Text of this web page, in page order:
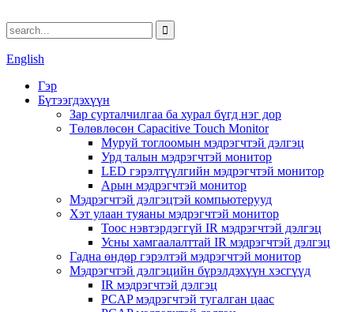
English
Гэр
Бүтээгдэхүүн
Зар сурталчилгаа ба хурал бүгд нэг дор
Төлөвлөсөн Capacitive Touch Monitor
Муруй тоглоомын мэдрэгчтэй дэлгэц
Урд талын мэдрэгчтэй монитор
LED гэрэлтүүлгийн мэдрэгчтэй монитор
Арын мэдрэгчтэй монитор
Мэдрэгчтэй дэлгэцтэй компьютерууд
Хэт улаан туяаны мэдрэгчтэй монитор
Тоос нэвтэрдэггүй IR мэдрэгчтэй дэлгэц
Усны хамгаалалттай IR мэдрэгчтэй дэлгэц
Гадна өндөр гэрэлтэй мэдрэгчтэй монитор
Мэдрэгчтэй дэлгэцийн бүрэлдэхүүн хэсгүүд
IR мэдрэгчтэй дэлгэц
PCAP мэдрэгчтэй тугалган цаас